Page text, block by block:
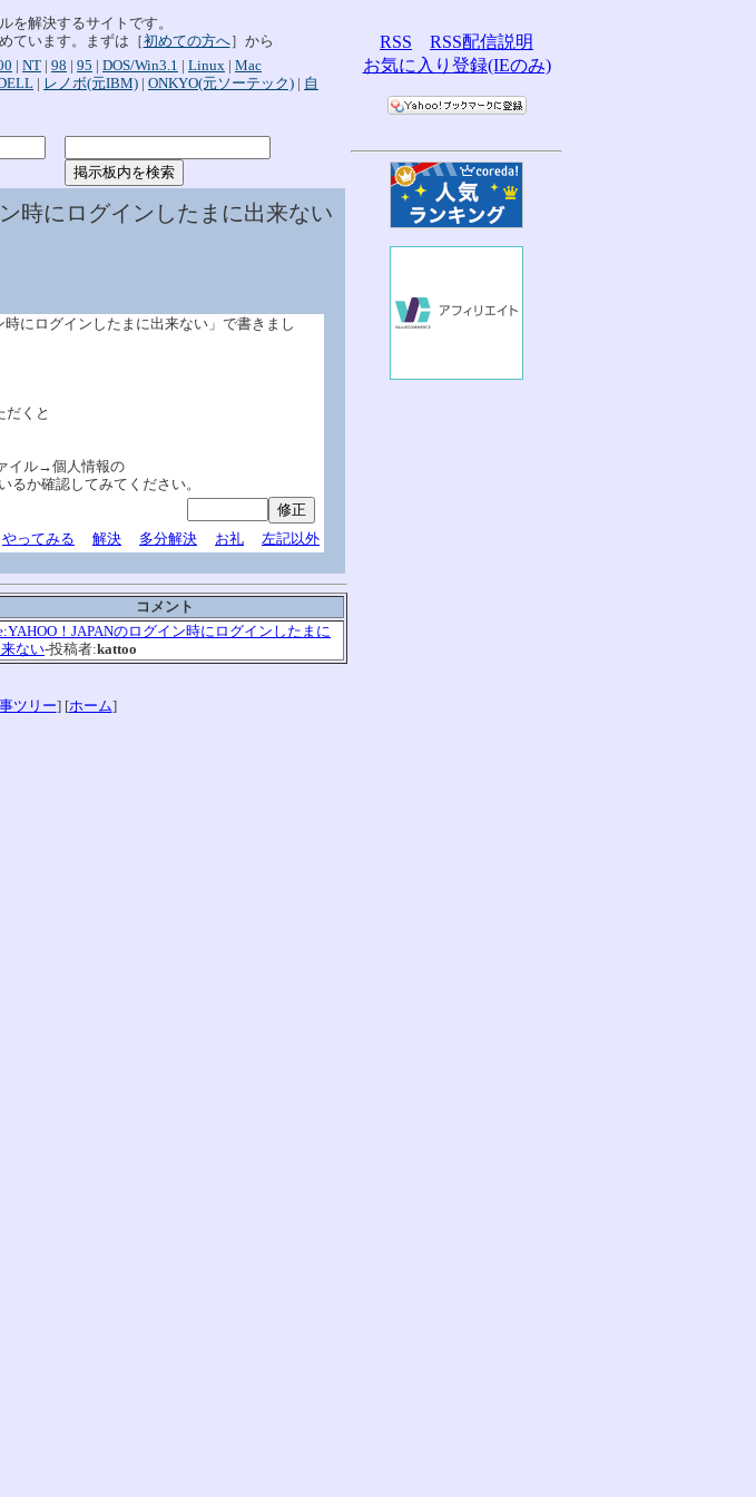
を解決するサイトです。
ています。まずは［初めての方へ］から
| NT | 98 | 95 | DOS/Win3.1 | Linux | Mac
| レノボ(元IBM) | ONKYO(元ソーテック) | 自
時にログインしたまに出来ない
時にログインしたまに出来ない」で書きまし
だくと
イル→個人情報の
るか確認してみてください。
やってみる 解決 多分解決 お礼 左記以外
コメント
！JAPANのログイン時にログインしたまに
ない-投稿者:kattoo
ツリー] [ホーム]
RSS
RSS配信説明
お気に入り登録(IEのみ)